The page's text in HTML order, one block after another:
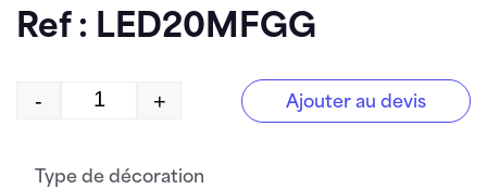
Ref : LED20MFGG
quantité de LED20MFGG
- + Ajouter au devis
Type de décoration